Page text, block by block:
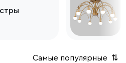
люстры
Самые популярные ⇅